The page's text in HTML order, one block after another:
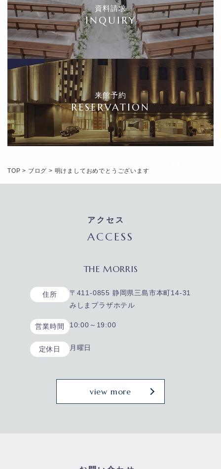
資料請求
INQUIRY
来館予約
RESERVATION
TOP > ブログ > 明けましておめでとうございます
アクセス
ACCESS
THE MORRIS
住所
〒411-0855 静岡県三島市本町14-31
みしまプラザホテル
営業時間 10:00～19:00
定休日 月曜日
view more